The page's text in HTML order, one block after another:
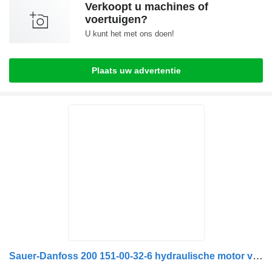
Verkoopt u machines of
voertuigen?
U kunt het met ons doen!
Plaats uw advertentie
Sauer-Danfoss 200 151-00-32-6 hydraulische motor voor Schmidt veegmachine